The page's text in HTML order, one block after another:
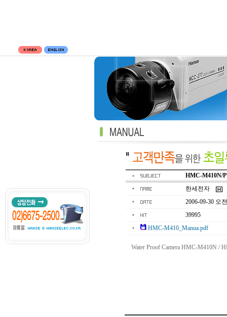
HMC-M410N/
한세전자
2006-09-30 오
39995
HMC-M410_Manua.pdf
Water Proof Camera HMC-M410N /